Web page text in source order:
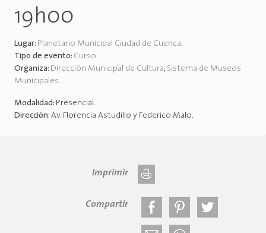
19h00
Lugar: Planetario Municipal Ciudad de Cuenca.
Tipo de evento: Curso.
Organiza: Dirección Municipal de Cultura, Sistema de Museos
Municipales.
Modalidad: Presencial.
Dirección: Av. Florencia Astudillo y Federico Malo.
Imprimir
Compartir